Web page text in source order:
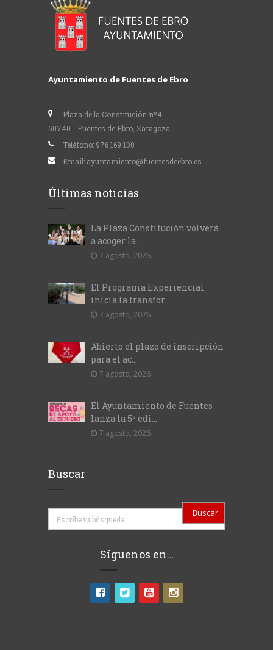
Ayuntamiento de Fuentes de Ebro
Plaza de la Constitución nº4
50740 - Fuentes de Ebro, Zaragoza
Teléfono: 976 169 100
Email: ayuntamiento@fuentesdeebro.es
Últimas noticias
La Plaza Constitución volverá
a acoger la...
7 agosto, 2026
El Programa Experiencial
inicia la transfor...
7 agosto, 2026
Abierto el plazo de inscripción
para el ac...
7 agosto, 2026
El Ayuntamiento de Fuentes
lanza la 5ª edi...
7 agosto, 2026
Buscar
Buscar
Síguenos en…